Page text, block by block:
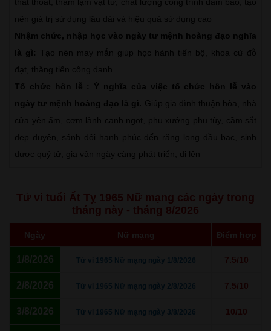
nên giá trị sử dụng lâu dài và hiệu quả sử dụng cao
Nhậm chức, nhập học vào ngày tư mệnh hoàng đạo nghĩa
là gì: Tạo nên may mắn giúp học hành tiến bộ, khoa cử đỗ
đạt, thăng tiến công danh
Tổ chức hôn lễ : Ý nghĩa của việc tổ chức hôn lễ vào
ngày tư mệnh hoàng đạo là gì. Giúp gia đình thuận hòa, nhà
cửa yên ấm, cơm lành canh ngọt, phu xướng phụ tùy, cầm sắt
đẹp duyên, sánh đôi hạnh phúc đến răng long đầu bạc, sinh
được quý tử, gia vận ngày càng phát triển, đi lên
Tử vi tuổi Ất Tỵ 1965 Nữ mạng các ngày trong
tháng này - tháng 8/2026
Ngày Nữ mạng Điểm hợp
1/8/2026 Tử vi 1965 Nữ mạng ngày 1/8/2026 7.5/10
2/8/2026 Tử vi 1965 Nữ mạng ngày 2/8/2026 7.5/10
3/8/2026 Tử vi 1965 Nữ mạng ngày 3/8/2026 10/10